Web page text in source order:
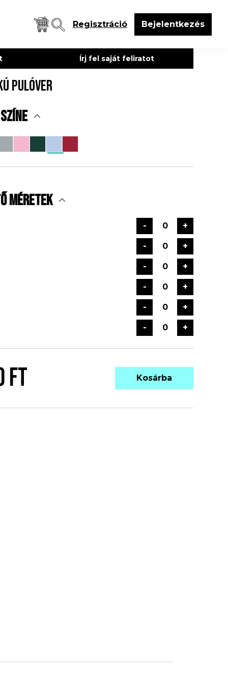
Regisztráció Bejelentkezés
Írj fel saját feliratot
méretek
- +
- +
- +
- +
- +
- +
FT Kosárba
pulóver